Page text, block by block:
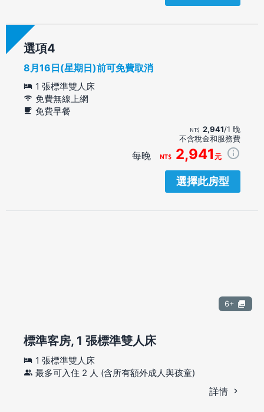
選項
8月16日(星期日)前可免費取消
1 張標準雙人床
免費無線上網
免費早餐
2,941/1 晚
不含稅金和服務費
每晚 2,941 元
選擇此房型
6+
標準客房, 1 張標準雙人床
1 張標準雙人床
最多可入住 2 人 (含所有額外成人與孩童)
詳情